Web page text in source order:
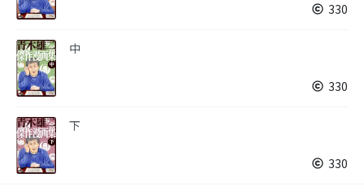
330
中
330
下
330